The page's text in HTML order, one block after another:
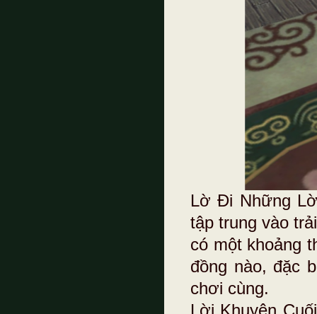
Lờ Đi Những
tập trung vào
có một khoảng
đồng nào, đặc
chơi cùng.
Lời Khuyên